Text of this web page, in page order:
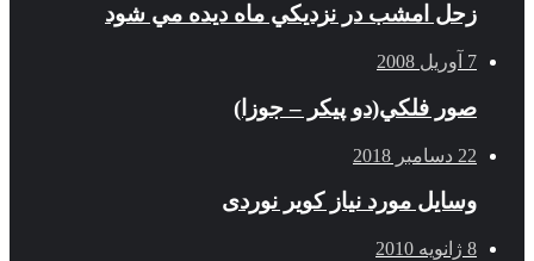
زحل امشب در نزديكي ماه ديده مي شود
7 آوریل 2008
صور فلكي(دو پیکر – جوزا)
22 دسامبر 2018
وسایل مورد نیاز کویر نوردی
8 ژانویه 2010